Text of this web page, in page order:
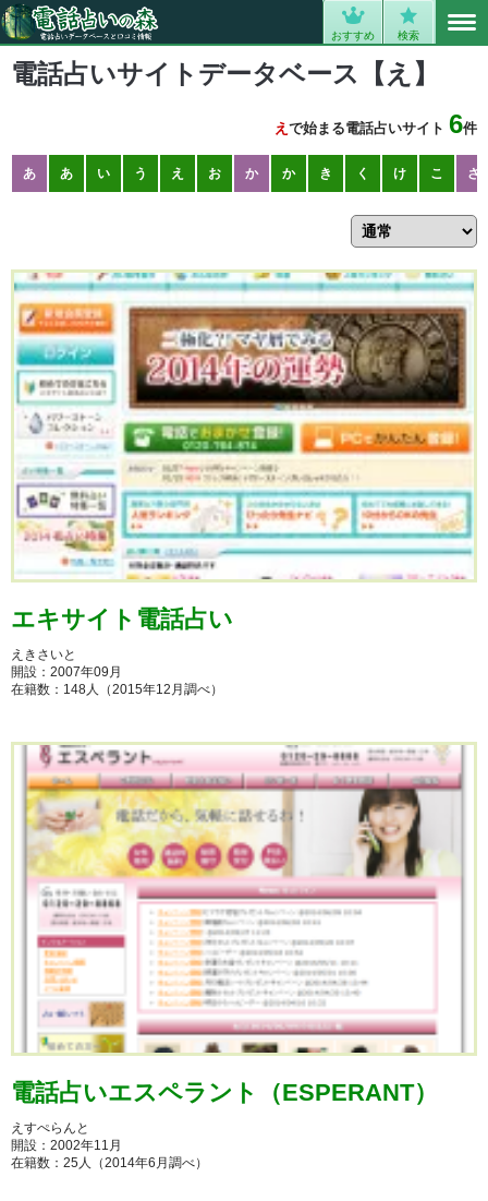
おすすめ 検索
電話占いサイトデータベース【え】
え で始まる電話占いサイト 6件
あ あ い う え お か か き く け こ さ
エキサイト電話占い
えきさいと
開設：2007年09月
在籍数：148人（2015年12月調べ）
電話占いエスペラント（ESPERANT）
えすぺらんと
開設：2002年11月
在籍数：25人（2014年6月調べ）